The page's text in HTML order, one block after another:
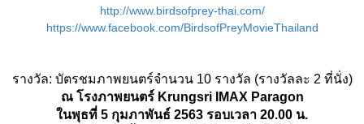
http://www.birdsofprey-thai.com/
https://www.facebook.com/BirdsofPreyMovieThailand
รางวัล: บัตรชมภาพยนตร์จำนวน 10 รางวัล (รางวัลละ 2 ที่นั่ง)
ณ โรงภาพยนตร์ Krungsri IMAX Paragon
ในพุธที่ 5 กุมภาพันธ์ 2563 รอบเวลา 20.00 น.